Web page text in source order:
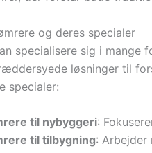
og deres specialer
specialisere sig i
løsninger til
specialer:
til nybyggeri:
til tilbygning: Arbejder